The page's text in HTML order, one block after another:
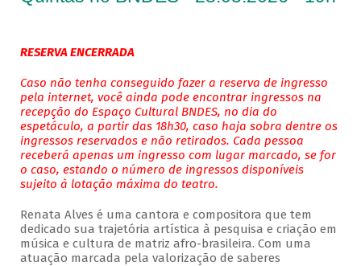
RESERVA ENCERRADA
Caso não tenha conseguido fazer a reserva de ingresso
pela internet, você ainda pode encontrar ingressos na
recepção do Espaço Cultural BNDES, no dia do
espetáculo, a partir das 18h30, caso haja sobra dentre os
ingressos reservados e não retirados. Cada pessoa
receberá apenas um ingresso com lugar marcado, se for
o caso, estando o número de ingressos disponíveis
sujeito à lotação máxima do teatro.
Renata Alves é uma cantora e compositora que tem
dedicado sua trajetória artística à pesquisa e criação em
música e cultura de matriz afro-brasileira. Com uma
atuação marcada pela valorização de saberes